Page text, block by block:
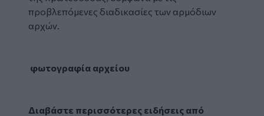
προβλεπόμενες διαδικασίες των αρμόδιων
αρχών.
φωτογραφία αρχείου
Διαβάστε περισσότερες ειδήσεις από